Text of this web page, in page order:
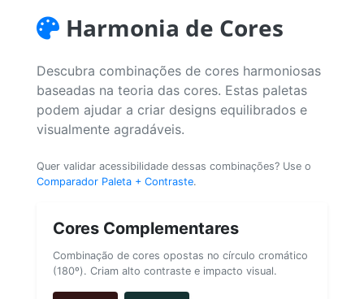
Harmonia de Cores
Descubra combinações de cores harmoniosas
baseadas na teoria das cores. Estas paletas
podem ajudar a criar designs equilibrados e
visualmente agradáveis.
Quer validar acessibilidade dessas combinações? Use o
Comparador Paleta + Contraste.
Cores Complementares
Combinação de cores opostas no círculo cromático
(180º). Criam alto contraste e impacto visual.